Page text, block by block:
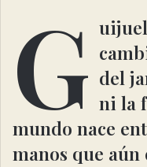
G del
ni la
mundo nace
manos que